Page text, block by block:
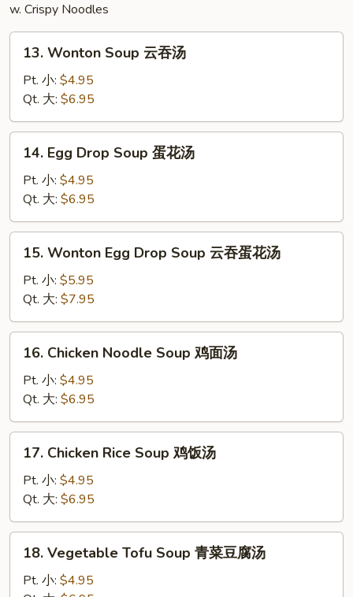
w. Crispy Noodles
Wonton
Soup
吞
汤
13. Wonton Soup 云吞汤
Pt. 小: $4.95
Qt. 大: $6.95
Egg
Drop
Soup
蛋
花
14. Egg Drop Soup 蛋花汤
Pt. 小: $4.95
Qt. 大: $6.95
Wonton
Egg
Drop
Soup
云
15. Wonton Egg Drop Soup 云吞蛋花汤
Pt. 小: $5.95
Qt. 大: $7.95
Chicken
Noodle
Soup
鸡
面
16. Chicken Noodle Soup 鸡面汤
Pt. 小: $4.95
Qt. 大: $6.95
Chicken
Rice
Soup
鸡
饭
17. Chicken Rice Soup 鸡饭汤
Pt. 小: $4.95
Qt. 大: $6.95
Vegetable
Tofu
18. Vegetable Tofu Soup 青菜豆腐汤
Pt. 小: $4.95